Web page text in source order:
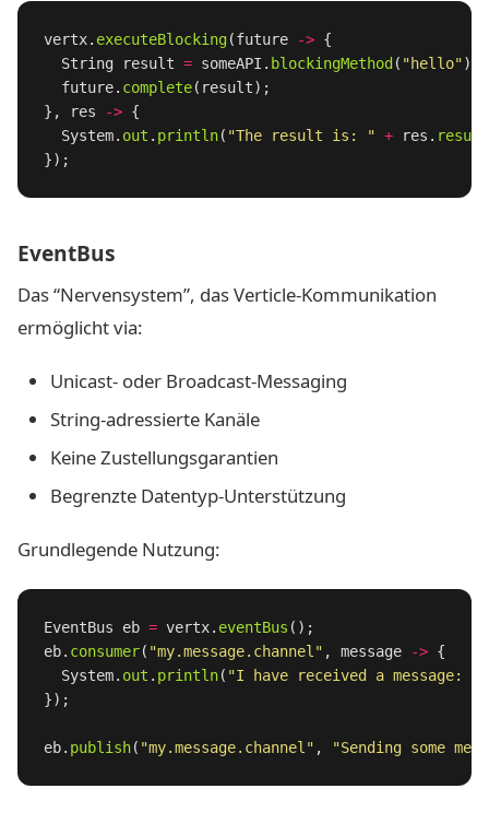
vertx. executeBlocking(future -> {
String
result = someAPI . blockingMethod ( "hello");
future. complete( result);
},
res -> {
System. out . println( "The result is: " + res . result
});
EventBus
Das “Nervensystem”, das Verticle-Kommunikation
ermöglicht via:
Unicast- oder Broadcast-Messaging
String-adressierte Kanäle
Keine Zustellungsgarantien
Begrenzte Datentyp-Unterstützung
Grundlegende Nutzung:
EventBus eb = vertx. eventBus ();
eb. consumer( "my.message.channel" , message -> {
System. out . println( "I have received a message: "
});
eb. publish( "my.message.channel" , "Sending some